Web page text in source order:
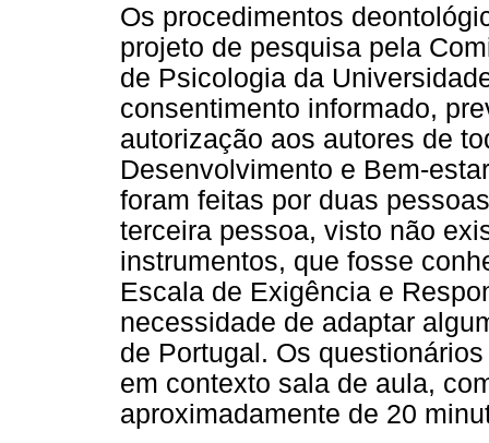
Os procedimentos
projeto de pesquisa pela
de Psicologia da
consentimento informado,
autorização aos autores de
Desenvolvimento e Bem-
foram feitas por duas
terceira pessoa, visto não
instrumentos, que fosse
Escala de Exigência e
necessidade de adaptar
de Portugal. Os
em contexto sala de aula,
aproximadamente de 20